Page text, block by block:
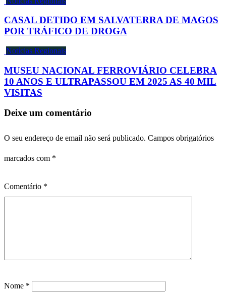
CASAL DETIDO EM SALVATERRA DE MAGOS
POR TRÁFICO DE DROGA
Notícias Regionais
MUSEU NACIONAL FERROVIÁRIO CELEBRA
10 ANOS E ULTRAPASSOU EM 2025 AS 40 MIL
VISITAS
Deixe um comentário
O seu endereço de email não será publicado. Campos obrigatórios
marcados com *
Comentário *
Nome *